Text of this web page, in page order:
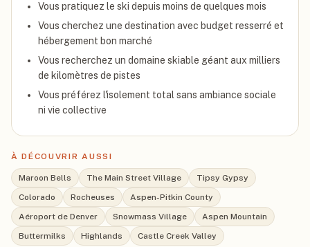
Vous pratiquez le ski depuis moins de quelques mois
Vous cherchez une destination avec budget resserré et
hébergement bon marché
Vous recherchez un domaine skiable géant aux milliers
de kilomètres de pistes
Vous préférez l'isolement total sans ambiance sociale
ni vie collective
À DÉCOUVRIR AUSSI
Maroon Bells The Main Street Village
Tipsy Gypsy
Colorado
Rocheuses
Aspen-Pitkin County
Aéroport de Denver
Snowmass Village
Aspen Mountain
Buttermilks
Highlands Castle Creek Valley